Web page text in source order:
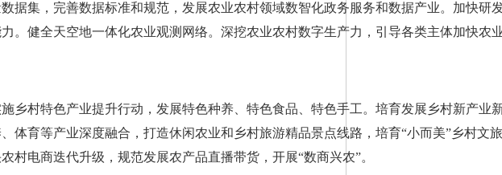
据集，完善数据标准和规范，发展农业农村领域数智化政务服务和数据产业。加快研
。健全天空地一体化农业观测网络。深挖农业农村数字生产力，引导各类主体加快农
施乡村特色产业提升行动，发展特色种养、特色食品、特色手工。培育发展乡村新产业
体育等产业深度融合，打造休闲农业和乡村旅游精品景点线路，培育“小而美”乡村文
村电商迭代升级，规范发展农产品直播带货，开展“数商兴农”。